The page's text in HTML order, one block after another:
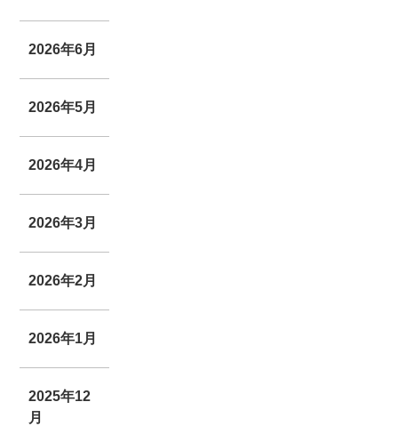
2026年6月
2026年5月
2026年4月
2026年3月
2026年2月
2026年1月
2025年12
月